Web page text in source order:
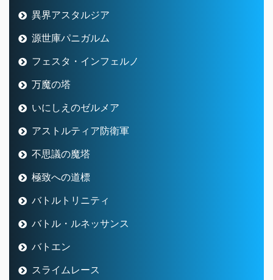
異界アスタルジア
源世庫パニガルム
フェスタ・インフェルノ
万魔の塔
いにしえのゼルメア
アストルティア防衛軍
不思議の魔塔
極致への道標
バトルトリニティ
バトル・ルネッサンス
バトエン
スライムレース